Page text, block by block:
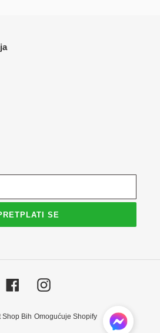
SE
FacebookInstagram
Shop Bih Omogućuje Shopify